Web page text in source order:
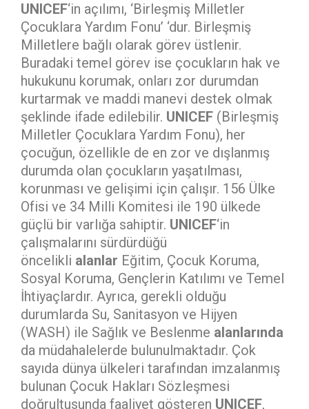
UNICEF‘in açılımı, ‘Birleşmiş Milletler
Çocuklara Yardım Fonu’ ‘dur. Birleşmiş
Milletlere bağlı olarak görev üstlenir.
Buradaki temel görev ise çocukların hak ve
hukukunu korumak, onları zor durumdan
kurtarmak ve maddi manevi destek olmak
şeklinde ifade edilebilir. UNICEF (Birleşmiş
Milletler Çocuklara Yardım Fonu), her
çocuğun, özellikle de en zor ve dışlanmış
durumda olan çocukların yaşatılması,
korunması ve gelişimi için çalışır. 156 Ülke
Ofisi ve 34 Milli Komitesi ile 190 ülkede
güçlü bir varlığa sahiptir. UNICEF‘in
çalışmalarını sürdürdüğü
öncelikli alanlar Eğitim, Çocuk Koruma,
Sosyal Koruma, Gençlerin Katılımı ve Temel
İhtiyaçlardır. Ayrıca, gerekli olduğu
durumlarda Su, Sanitasyon ve Hijyen
(WASH) ile Sağlık ve Beslenme alanlarında
da müdahalelerde bulunulmaktadır. Çok
sayıda dünya ülkeleri tarafından imzalanmış
bulunan Çocuk Hakları Sözleşmesi
doğrultusunda faaliyet gösteren UNICEF,